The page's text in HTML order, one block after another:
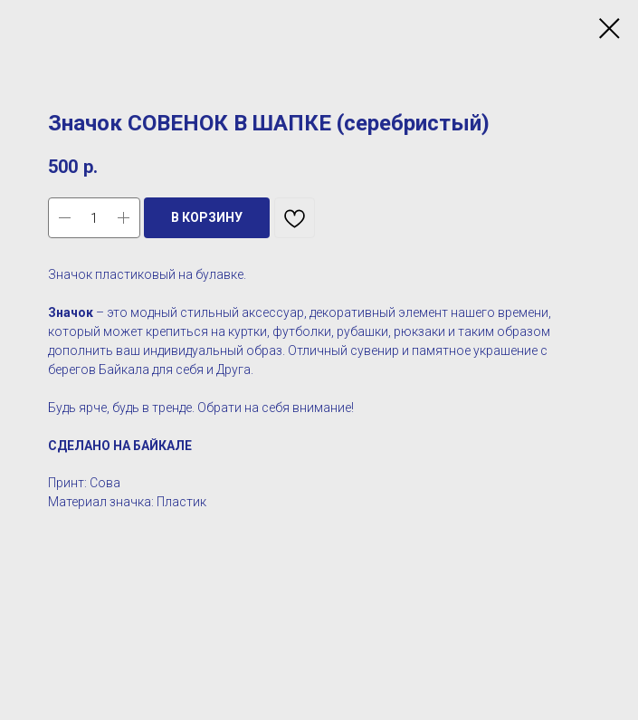
Значок СОВЕНОК В ШАПКЕ (серебристый)
500 р.
В КОРЗИНУ
Значок пластиковый на булавке.
Значок – это модный стильный аксессуар, декоративный элемент нашего времени,
который может крепиться на куртки, футболки, рубашки, рюкзаки и таким образом
дополнить ваш индивидуальный образ. Отличный сувенир и памятное украшение с
берегов Байкала для себя и Друга.
Будь ярче, будь в тренде. Обрати на себя внимание!
СДЕЛАНО НА БАЙКАЛЕ
Принт: Сова
Материал значка: Пластик